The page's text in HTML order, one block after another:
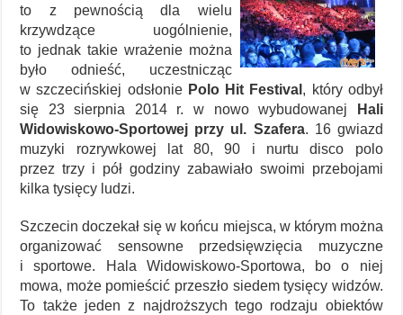
to z pewnością dla wielu
krzywdzące uogólnienie,
to jednak takie wrażenie można
było odnieść, uczestnicząc
w szczecińskiej odsłonie Polo Hit Festival , który odbył
się 23 sierpnia 2014 r. w nowo wybudowanej
Hali
Widowiskowo-Sportowej przy ul. Szafera. 16 gwiazd
muzyki rozrywkowej lat 80, 90 i nurtu disco polo
przez trzy i pół godziny zabawiało swoimi przebojami
kilka tysięcy ludzi.
Szczecin doczekał się w końcu miejsca, w którym można
organizować sensowne przedsięwzięcia muzyczne
i sportowe. Hala Widowiskowo-Sportowa, bo o niej
mowa, może pomieścić przeszło siedem tysięcy widzów.
To także jeden z najdroższych tego rodzaju obiektów